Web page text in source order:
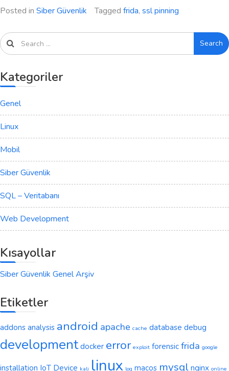
Posted in Siber Güvenlik Tagged frida, ssl pinning
Search
Kategoriler
Genel
Linux
Mobil
Siber Güvenlik
SQL – Veritabanı
Web Development
Kısayollar
Siber Güvenlik Genel Arşiv
Etiketler
addons analysis android apache cache database debug
development docker error exploit forensic frida google
installation IoT Device kali linux log macos mysql nginx online